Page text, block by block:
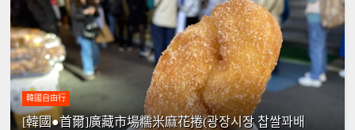
韓國自由行
[韓國●首爾]廣藏市場糯米麻花捲(광장시장 찹쌀꽈배